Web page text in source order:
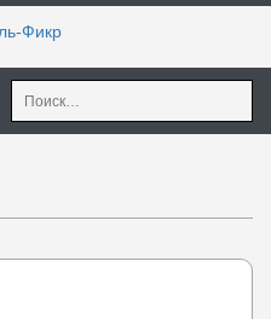
Найти: